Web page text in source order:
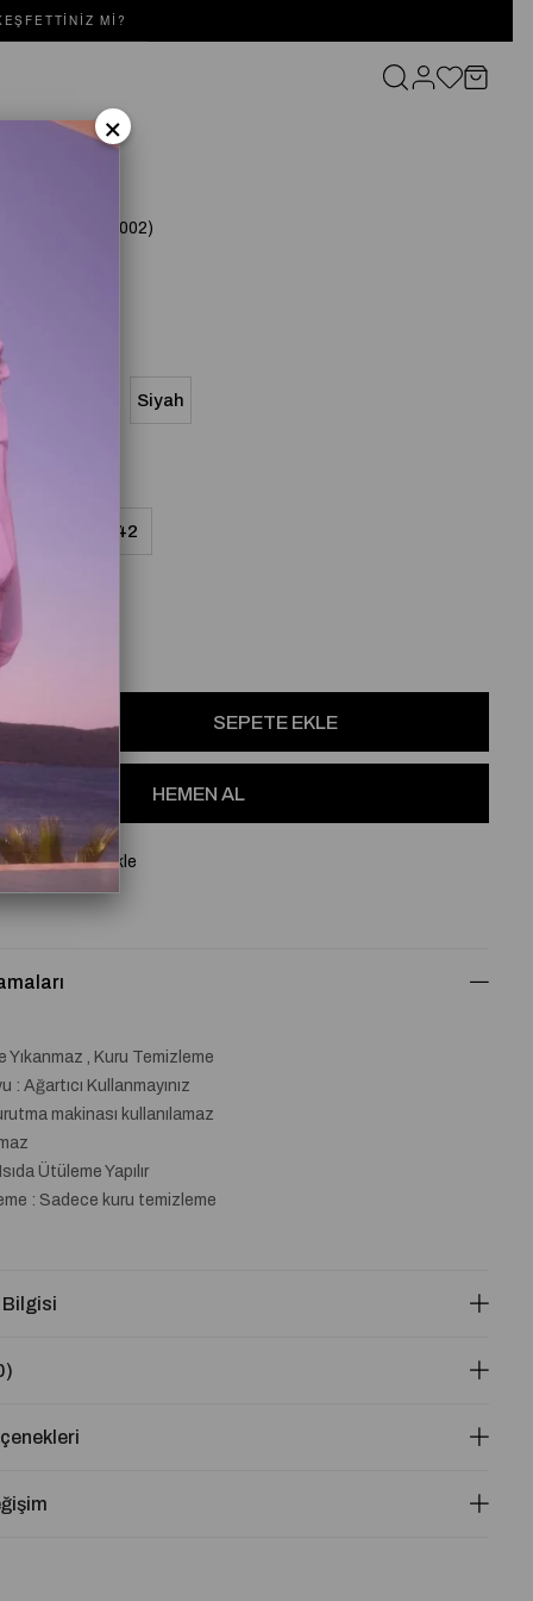
MI?
Camel
(SD251051092002)
Siyah
42
Favorilere Ekle
Yıkanmaz , Kuru Temizleme
: Ağartıcı Kullanmayınız
makinası kullanılamaz
Ütüleme Yapılır
: Sadece kuru temizleme
Bilgisi
×